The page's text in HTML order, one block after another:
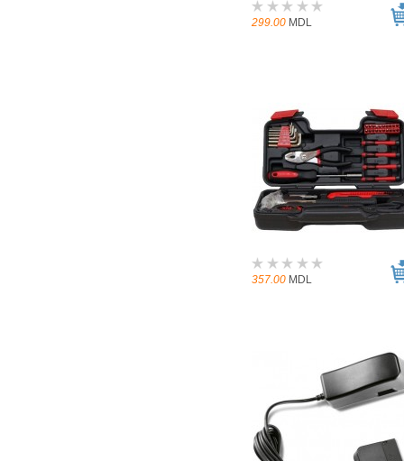
299.00 MDL
357.00 MDL